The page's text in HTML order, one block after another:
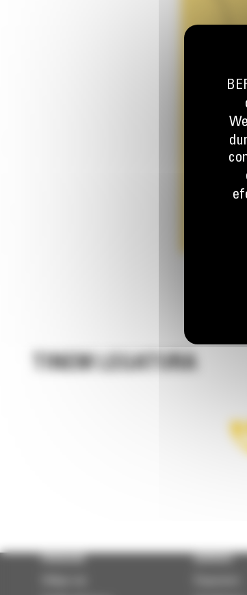
TINEM LEGATURA
PRODUSE SERVICII